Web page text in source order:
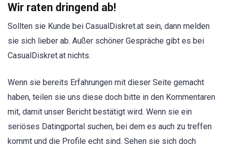
Wir raten dringend ab!
Sollten sie Kunde bei CasualDiskret.at sein, dann melden
sie sich lieber ab. Außer schöner Gespräche gibt es bei
CasualDiskret.at nichts.
Wenn sie bereits Erfahrungen mit dieser Seite gemacht
haben, teilen sie uns diese doch bitte in den Kommentaren
mit, damit unser Bericht bestätigt wird. Wenn sie ein
seriöses Datingportal suchen, bei dem es auch zu treffen
kommt und die Profile echt sind. Sehen sie sich doch